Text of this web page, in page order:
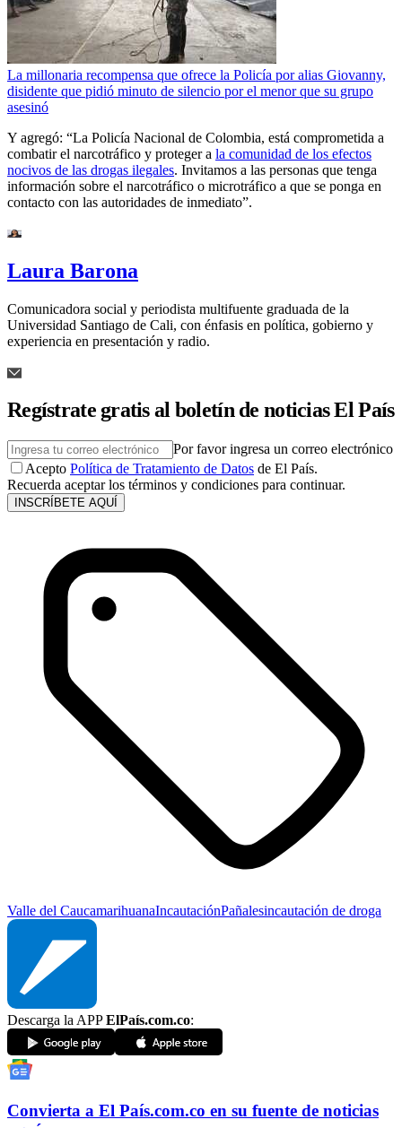
La millonaria recompensa que ofrece la Policía por alias Giovanny,
disidente que pidió minuto de silencio por el menor que su grupo
asesinó
Y agregó: “La Policía Nacional de Colombia, está comprometida a
combatir el narcotráfico y proteger a la comunidad de los efectos
nocivos de las drogas ilegales. Invitamos a las personas que tenga
información sobre el narcotráfico o microtráfico a que se ponga en
contacto con las autoridades de inmediato”.
Laura Barona
Comunicadora social y periodista multifuente graduada de la
Universidad Santiago de Cali, con énfasis en política, gobierno y
experiencia en presentación y radio.
Regístrate gratis al boletín de noticias El País
Por favor ingresa un correo electrónico
Acepto Política de Tratamiento de Datos de El País.
Recuerda aceptar los términos y condiciones para continuar.
INSCRÍBETE AQUÍ
Valle del CaucamarihuanaIncautaciónPañalesincautación de droga
Descarga la APPElPaís.com.co:
Convierta a El País.com.co en su fuente de noticias